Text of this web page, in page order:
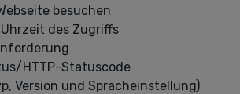
besuchen
des Zugriffs
HTTP-Statuscode
Version und Spracheinstellung)